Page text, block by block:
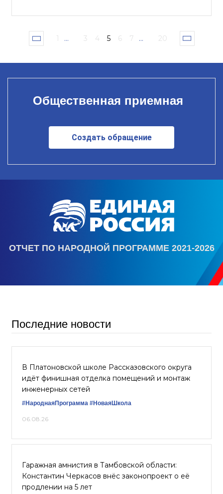
1 ... 3 4 5 6 7 ... 20
Общественная приемная
Создать обращение
ОТЧЕТ ПО НАРОДНОЙ ПРОГРАММЕ 2021-2026
Последние новости
В Платоновской школе Рассказовского округа
идёт финишная отделка помещений и монтаж
инженерных сетей
#НароднаяПрограмма #НоваяШкола
06.08.26
Гаражная амнистия в Тамбовской области:
Константин Черкасов внёс законопроект о её
продлении на 5 лет